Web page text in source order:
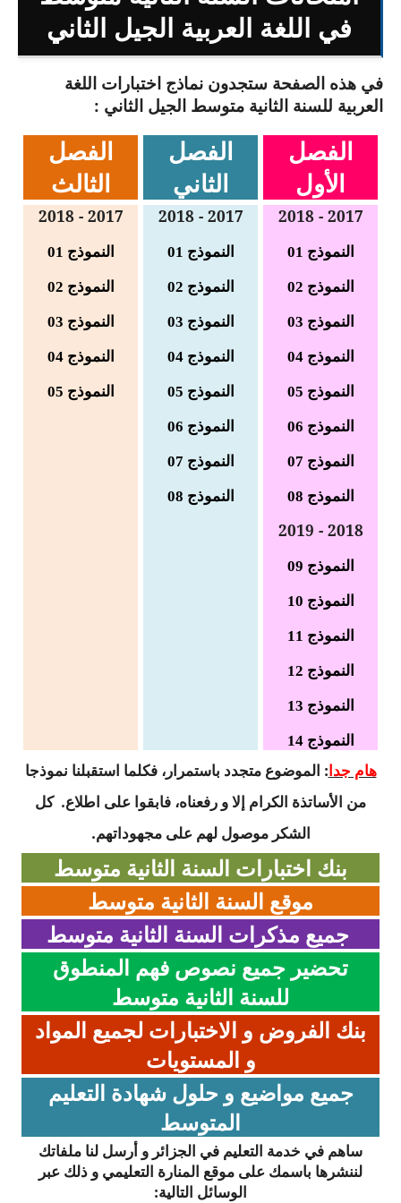
السنة الثانية ابتدائي
السنة الثالثة ابتدائي
السنة الرابعة ابتدائي
شهادة التعليم الابتدائي
تزيين القسم
التعليم المتوسط
السنة الاولى متوسط
السنة الرابعة متوسط
شهادة التعليم المتوسط
بنك الفروض و الاختبارات
البحوث الجاهزة
بحوث اللغة العربية
بحوث الرياضيات
بحوث التاريخ و الجغرافيا
بحوث الفيزياء و الكيمياء
بحوث العلوم الطبيعية
بحوث اللغة الفرنسية
بحوث اللغة الانجليزية
بحوث في مجالات اخرى
في اللغة العربية الجيل الثاني
في هذه الصفحة ستجدون نماذج اختبارات اللغة
العربية للسنة الثانية متوسط الجيل الثاني :
الفصل
الأول
الفصل
الثاني
الفصل
الثالث
2017 - 2018
النموذج 01
النموذج 02
النموذج 03
النموذج 04
النموذج 05
النموذج 06
النموذج 07
النموذج 08
2018 - 2019
النموذج 09
النموذج 10
النموذج 11
النموذج 12
النموذج 13
النموذج 14
2017 - 2018
النموذج 01
النموذج 02
النموذج 03
النموذج 04
النموذج 05
النموذج 06
النموذج 07
النموذج 08
2017 - 2018
النموذج 01
النموذج 02
النموذج 03
النموذج 04
النموذج 05
هام جدا: الموضوع متجدد باستمرار، فكلما استقبلنا نموذجا
من الأساتذة الكرام إلا و رفعناه، فابقوا على اطلاع. كل
الشكر موصول لهم على مجهوداتهم.
بنك اختبارات السنة الثانية متوسط
موقع السنة الثانية متوسط
جميع مذكرات السنة الثانية متوسط
تحضير جميع نصوص فهم المنطوق
للسنة الثانية متوسط
بنك الفروض و الاختبارات لجميع المواد
و المستويات
جميع مواضيع و حلول شهادة التعليم
المتوسط
ساهم في خدمة التعليم في الجزائر و أرسل لنا ملفاتك
لننشرها باسمك على موقع المنارة التعليمي و ذلك عبر
الوسائل التالية: